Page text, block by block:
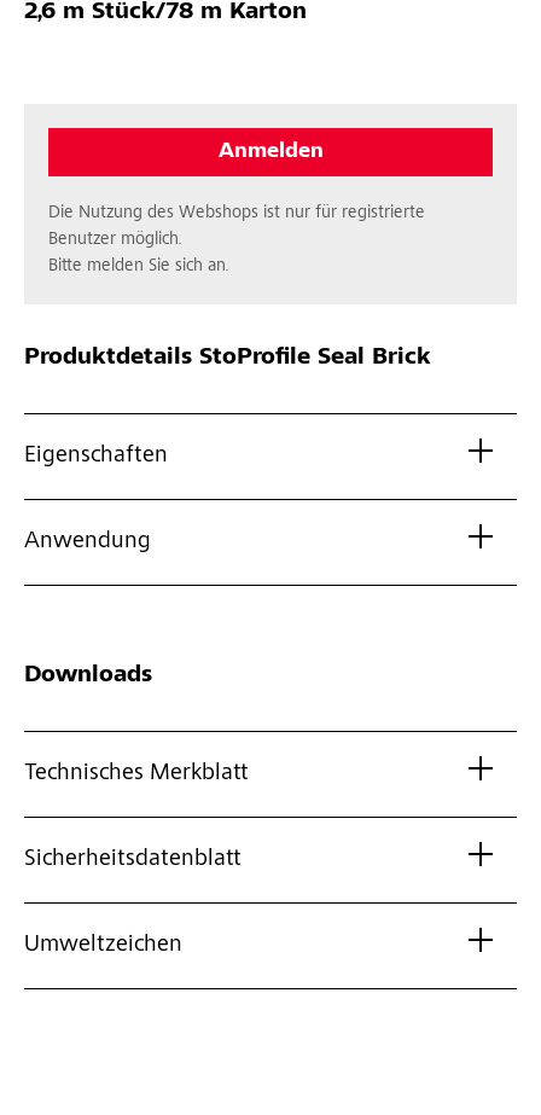
2,6 m Stück/78 m Karton
Anmelden
Die Nutzung des Webshops ist nur für registrierte
Benutzer möglich.
Bitte melden Sie sich an.
Produktdetails StoProfile Seal Brick
Eigenschaften
Anwendung
Downloads
Technisches Merkblatt
Sicherheitsdatenblatt
Umweltzeichen